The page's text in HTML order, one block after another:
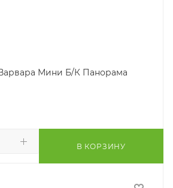
Мини Б/К Панорама
В КОРЗИНУ